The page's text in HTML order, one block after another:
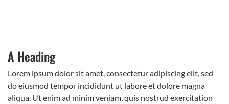
A Heading
Lorem ipsum dolor sit amet, consectetur adipiscing elit, sed
do eiusmod tempor incididunt ut labore et dolore magna
aliqua. Ut enim ad minim veniam, quis nostrud exercitation